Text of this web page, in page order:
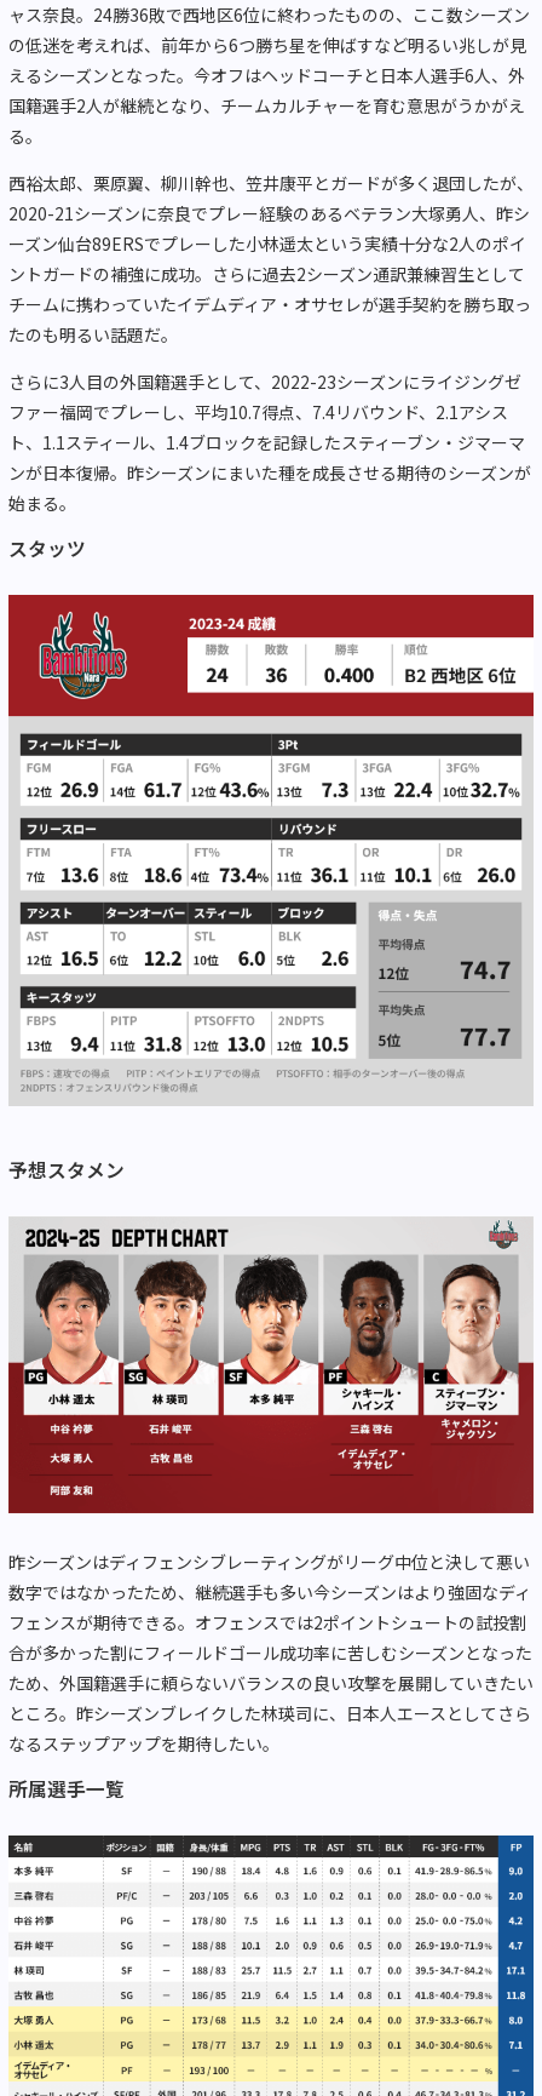
ャス奈良。24勝36敗で西地区6位に終わったものの、ここ数シーズン
の低迷を考えれば、前年から6つ勝ち星を伸ばすなど明るい兆しが見
えるシーズンとなった。今オフはヘッドコーチと日本人選手6人、外
国籍選手2人が継続となり、チームカルチャーを育む意思がうかがえ
る。
西裕太郎、栗原翼、柳川幹也、笠井康平とガードが多く退団したが、
2020-21シーズンに奈良でプレー経験のあるベテラン大塚勇人、昨シ
ーズン仙台89ERSでプレーした小林遥太という実績十分な2人のポイ
ントガードの補強に成功。さらに過去2シーズン通訳兼練習生として
チームに携わっていたイデムディア・オサセレが選手契約を勝ち取っ
たのも明るい話題だ。
さらに3人目の外国籍選手として、2022-23シーズンにライジングゼ
ファー福岡でプレーし、平均10.7得点、7.4リバウンド、2.1アシス
ト、1.1スティール、1.4ブロックを記録したスティーブン・ジマーマ
ンが日本復帰。昨シーズンにまいた種を成長させる期待のシーズンが
始まる。
スタッツ
予想スタメン
昨シーズンはディフェンシブレーティングがリーグ中位と決して悪い
数字ではなかったため、継続選手も多い今シーズンはより強固なディ
フェンスが期待できる。オフェンスでは2ポイントシュートの試投割
合が多かった割にフィールドゴール成功率に苦しむシーズンとなった
ため、外国籍選手に頼らないバランスの良い攻撃を展開していきたい
ところ。昨シーズンブレイクした林瑛司に、日本人エースとしてさら
なるステップアップを期待したい。
所属選手一覧